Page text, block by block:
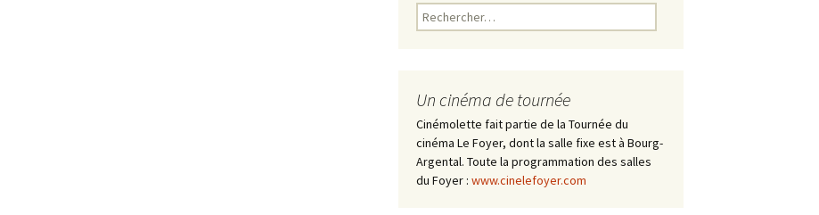
Rechercher :
Un cinéma de tournée
Cinémolette fait partie de la Tournée du
cinéma Le Foyer, dont la salle fixe est à Bourg-
Argental. Toute la programmation des salles
du Foyer : www.cinelefoyer.com